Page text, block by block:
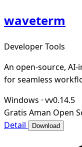
waveterm
Developer Tools
An open-source,
for seamless
Windows · vv0.14.5
Gratis Aman Open
Detail
Download